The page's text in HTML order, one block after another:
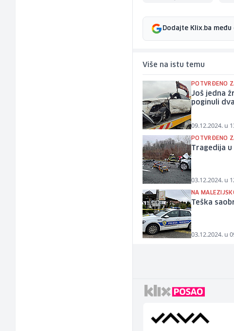
Dodajte Klix.ba
Više na istu temu
POTVRĐENO
Još jedna
poginuli
09.12.2024. u
POTVRĐENO
Tragedija
03.12.2024. u
NA
Teška
03.12.2024. u